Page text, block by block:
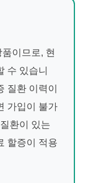
이므로, 현
수 있습니
질환 이력이
가입이 불가
환이 있는
할증이 적용